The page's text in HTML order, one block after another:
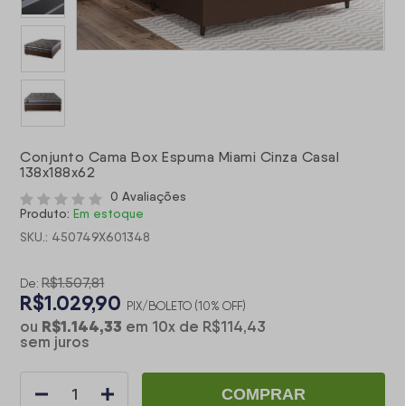
Conjunto Cama Box Espuma Miami Cinza Casal
138x188x62
0 Avaliações
Produto: Em estoque
SKU.: 450749X601348
De: R$1.507,81
R$1.029,90 PIX/BOLETO (10% OFF)
ou R$1.144,33 em 10x de R$114,43
sem juros
COMPRAR